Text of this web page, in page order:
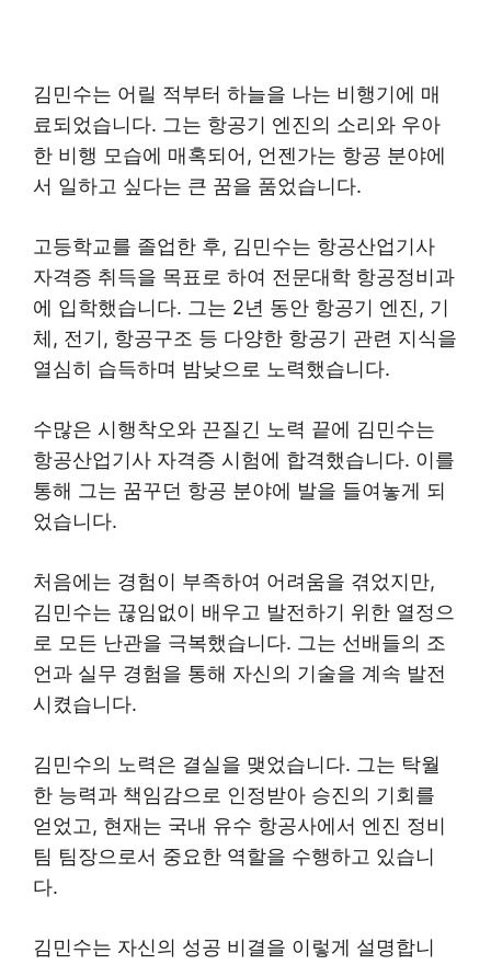
김민수는 어릴 적부터 하늘을 나는 비행기에 매
료되었습니다. 그는 항공기 엔진의 소리와 우아
한 비행 모습에 매혹되어, 언젠가는 항공 분야에
서 일하고 싶다는 큰 꿈을 품었습니다.
고등학교를 졸업한 후, 김민수는 항공산업기사
자격증 취득을 목표로 하여 전문대학 항공정비과
에 입학했습니다. 그는 2년 동안 항공기 엔진, 기
체, 전기, 항공구조 등 다양한 항공기 관련 지식을
열심히 습득하며 밤낮으로 노력했습니다.
수많은 시행착오와 끈질긴 노력 끝에 김민수는
항공산업기사 자격증 시험에 합격했습니다. 이를
통해 그는 꿈꾸던 항공 분야에 발을 들여놓게 되
었습니다.
처음에는 경험이 부족하여 어려움을 겪었지만,
김민수는 끊임없이 배우고 발전하기 위한 열정으
로 모든 난관을 극복했습니다. 그는 선배들의 조
언과 실무 경험을 통해 자신의 기술을 계속 발전
시켰습니다.
김민수의 노력은 결실을 맺었습니다. 그는 탁월
한 능력과 책임감으로 인정받아 승진의 기회를
얻었고, 현재는 국내 유수 항공사에서 엔진 정비
팀 팀장으로서 중요한 역할을 수행하고 있습니
다.
김민수는 자신의 성공 비결을 이렇게 설명합니